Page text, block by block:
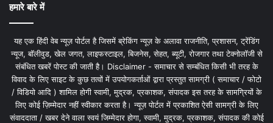
हमारे बारे में
यह एक हिंदी वेब न्यूज़ पोर्टल है जिसमें ब्रेकिंग न्यूज़ के अलावा राजनीति, प्रशासन, ट्रेंडिंग
न्यूज, बॉलीवुड, खेल जगत, लाइफस्टाइल, बिजनेस, सेहत, ब्यूटी, रोजगार तथा टेक्नोलॉजी से
संबंधित खबरें पोस्ट की जाती है। Disclaimer - समाचार से सम्बंधित किसी भी तरह के
विवाद के लिए साइट के कुछ तत्वों में उपयोगकर्ताओं द्वारा प्रस्तुत सामग्री ( समाचार / फोटो
/ विडियो आदि ) शामिल होगी स्वामी, मुद्रक, प्रकाशक, संपादक इस तरह के सामग्रियों के
लिए कोई ज़िम्मेदार नहीं स्वीकार करता है। न्यूज़ पोर्टल में प्रकाशित ऐसी सामग्री के लिए
संवाददाता / खबर देने वाला स्वयं जिम्मेदार होगा, स्वामी, मुद्रक, प्रकाशक, संपादक की कोई